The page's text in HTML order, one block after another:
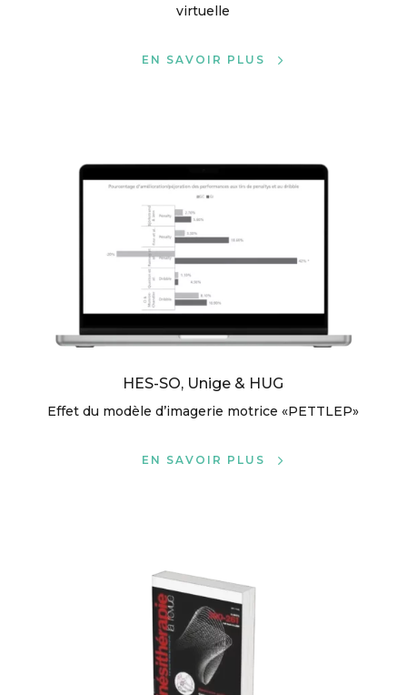
virtuelle
EN SAVOIR PLUS
HES-SO, Unige & HUG
Effet du modèle d’imagerie motrice «PETTLEP»
EN SAVOIR PLUS